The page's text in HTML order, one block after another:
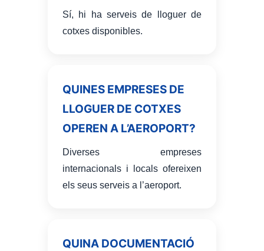
Sí, hi ha serveis de lloguer de
cotxes disponibles.
QUINES EMPRESES DE
LLOGUER DE COTXES
OPEREN A L’AEROPORT?
Diverses empreses
internacionals i locals ofereixen
els seus serveis a l’aeroport.
QUINA DOCUMENTACIÓ